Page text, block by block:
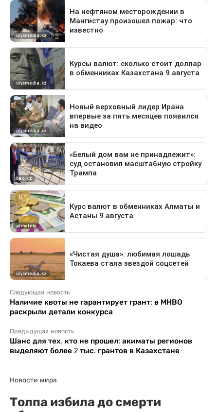
Следующая новость
Наличие квоты не гарантирует грант: в МНВО
раскрыли детали конкурса
Предыдущая новость
Шанс для тех, кто не прошел: акиматы регионов
выделяют более 2 тыс. грантов в Казахстане
Новости мира
Толпа избила до смерти